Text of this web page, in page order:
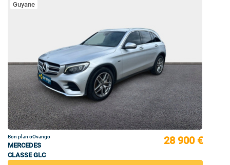
Guyane
Bon plan oOvango
MERCEDES
CLASSE GLC
28 900 €